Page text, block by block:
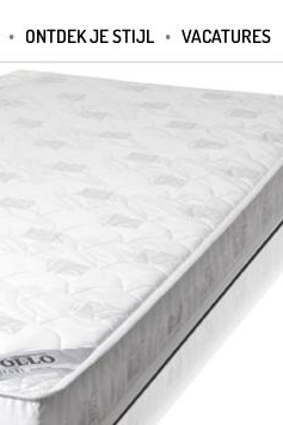
ONTDEK JE STIJL VACATURES